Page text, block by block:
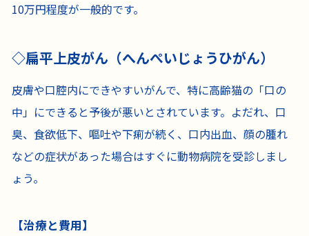
10万円程度が一般的です。
扁平上皮がん（へんぺいじょうひがん）
皮膚や口腔内にできやすいがんで、特に高齢猫の「口の
中」にできると予後が悪いとされています。よだれ、口
臭、食欲低下、嘔吐や下痢が続く、口内出血、顔の腫れ
などの症状があった場合はすぐに動物病院を受診しまし
ょう。
【治療と費用】